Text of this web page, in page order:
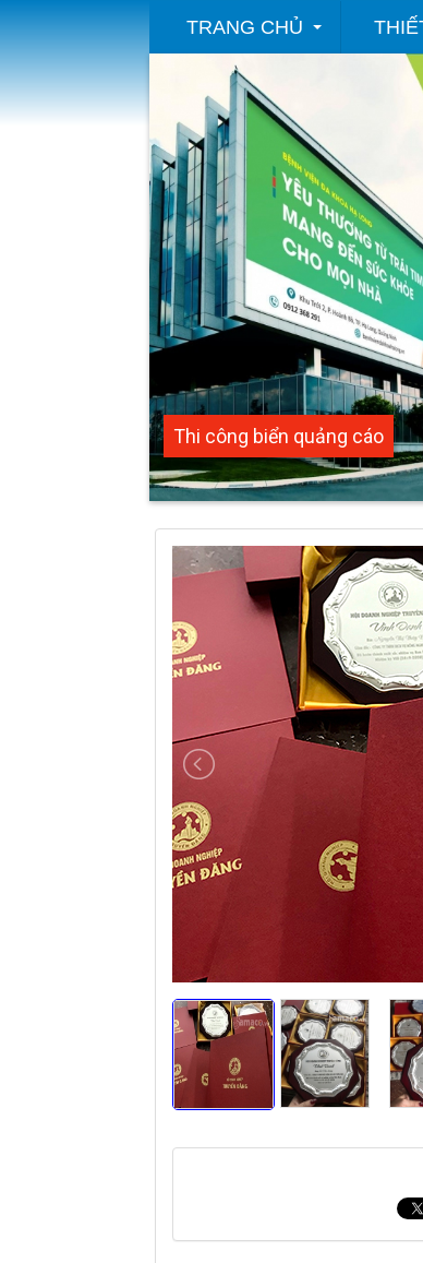
TRANG CHỦ
Thi công biển quảng cáo